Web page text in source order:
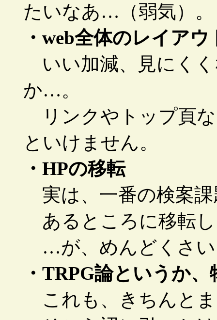
たいなあ…（弱気）。
・web全体のレイアウ
いい加減、見にく
か…。
リンクやトップ頁
といけません。
・HPの移転
実は、一番の検案課
あるところに移転
…が、めんどくさい
・TRPG論というか、
これも、きちんと